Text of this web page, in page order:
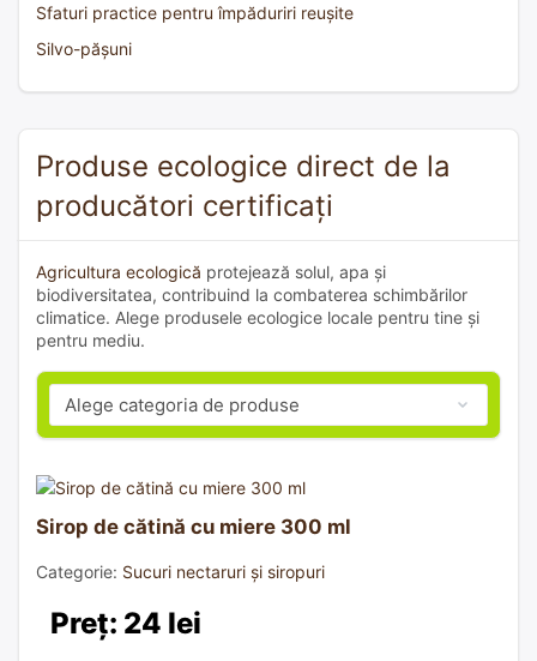
Sfaturi practice pentru împăduriri reușite
Silvo-pășuni
Produse ecologice direct de la
producători certificați
Agricultura ecologică protejează solul, apa și
biodiversitatea, contribuind la combaterea schimbărilor
climatice. Alege produsele ecologice locale pentru tine și
pentru mediu.
Sirop de cătină cu miere 300 ml
Categorie: Sucuri nectaruri și siropuri
Preț: 24 lei